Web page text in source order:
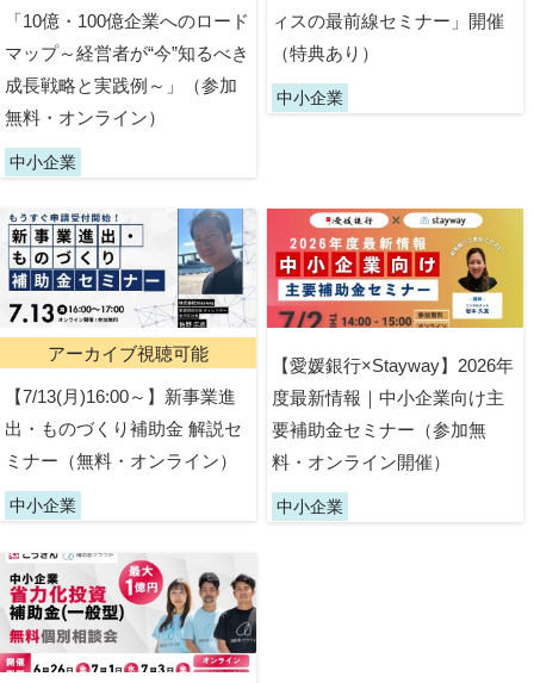
「10億・100億企業へのロード
マップ～経営者が“今”知るべき
成長戦略と実践例～」（参加
無料・オンライン）
中小企業
ィスの最前線セミナー」開催
（特典あり）
中小企業
アーカイブ視聴可能
【7/13(月)16:00～】新事業進
出・ものづくり補助金 解説セ
ミナー（無料・オンライン）
中小企業
【愛媛銀行×Stayway】2026年
度最新情報｜中小企業向け主
要補助金セミナー（参加無
料・オンライン開催）
中小企業